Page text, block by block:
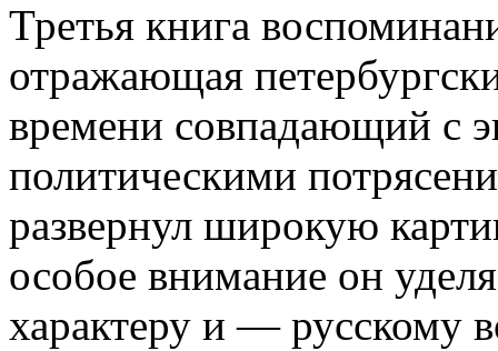
Третья книга
отражающая
времени совпадающий с
политическими
развернул широкую
особое внимание он
характеру и — русскому